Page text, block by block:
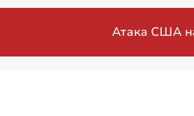
Специальная военная